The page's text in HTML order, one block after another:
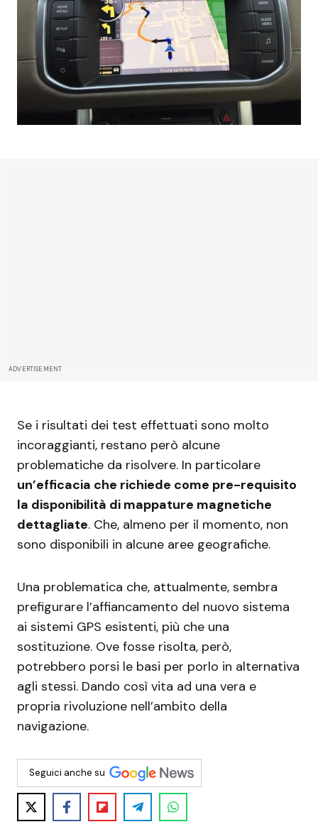
ADVERTISEMENT
Se i risultati dei test effettuati sono molto
incoraggianti, restano però alcune
problematiche da risolvere. In particolare
un’efficacia che richiede come pre-requisito
la disponibilità di mappature magnetiche
dettagliate. Che, almeno per il momento, non
sono disponibili in alcune aree geografiche.
Una problematica che, attualmente, sembra
prefigurare l’affiancamento del nuovo sistema
ai sistemi GPS esistenti, più che una
sostituzione. Ove fosse risolta, però,
potrebbero porsi le basi per porlo in alternativa
agli stessi. Dando così vita ad una vera e
propria rivoluzione nell’ambito della
navigazione.
Seguici anche su